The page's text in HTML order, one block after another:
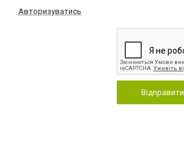
Авторизуватись
Відправити